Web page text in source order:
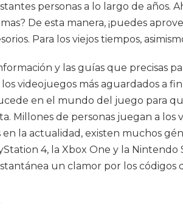
personas a lo largo de años.
De esta manera, ¡puedes
Para los viejos tiempos,
y las guías que precisas
videojuegos más aguardados a
en el mundo del juego para
de personas juegan a los
la actualidad, existen muchos
4, la Xbox One y la
un clamor por los